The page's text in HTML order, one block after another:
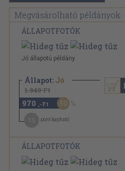
Megvásárolható példányok
ÁLLAPOTFOTÓK
Jó állapotú példány.
Állapot: Jó
1.940 Ft
970 ,-Ft 50
pont kapható
ÁLLAPOTFOTÓK